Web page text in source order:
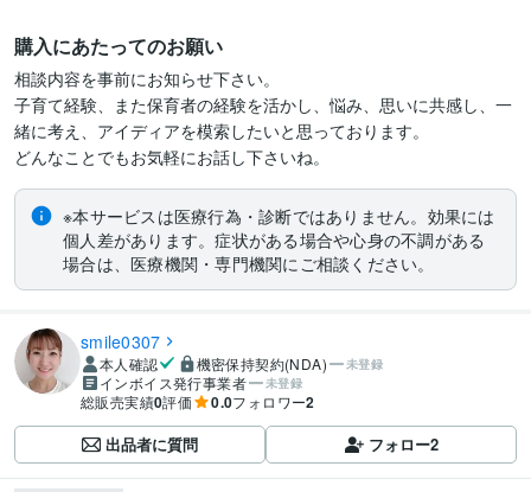
購入にあたってのお願い
相談内容を事前にお知らせ下さい。
子育て経験、また保育者の経験を活かし、悩み、思いに共感し、一
緒に考え、アイディアを模索したいと思っております。
どんなことでもお気軽にお話し下さいね。
※本サービスは医療行為・診断ではありません。効果には
個人差があります。症状がある場合や心身の不調がある
場合は、医療機関・専門機関にご相談ください。
smile0307
本人確認 機密保持契約(NDA) 未登録
インボイス発行事業者 未登録
総販売実績0評価 0.0フォロワー2
出品者に質問 フォロー2